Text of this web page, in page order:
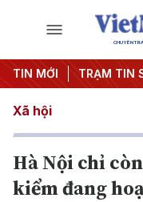
CHUYÊN
TIN MỚI TRẠM TIN
Trung ương 3
Xã hội
Hà Nội chỉ
kiểm đang